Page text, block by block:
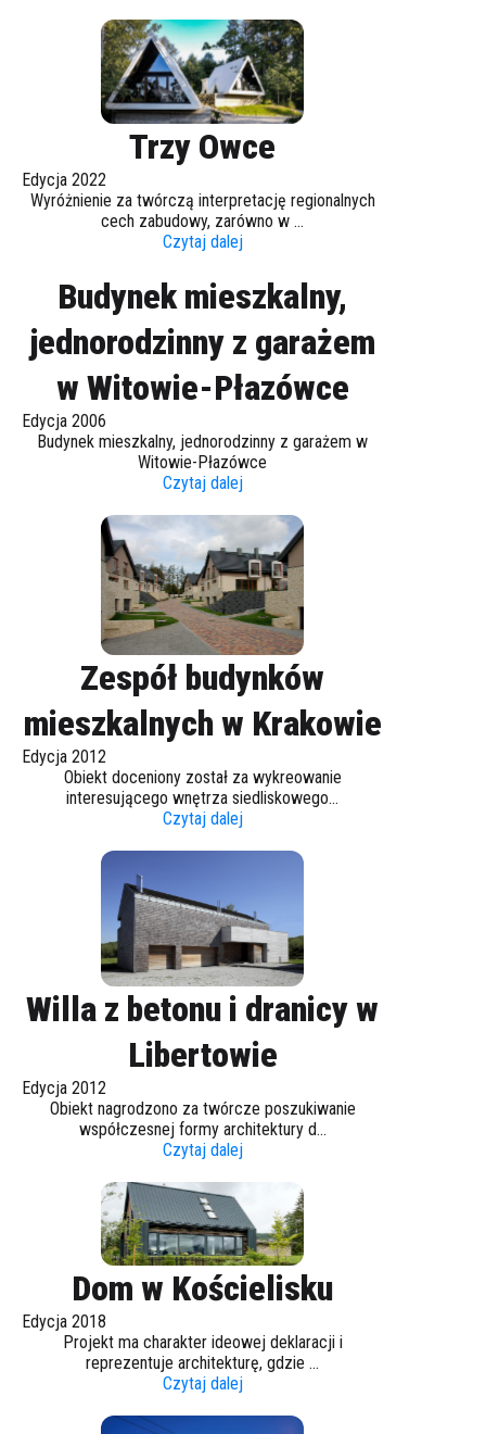
Trzy Owce
Edycja 2022
Wyróżnienie za twórczą interpretację regionalnych
cech zabudowy, zarówno w ...
Czytaj dalej
Budynek mieszkalny,
jednorodzinny z garażem
w Witowie-Płazówce
Edycja 2006
Budynek mieszkalny, jednorodzinny z garażem w
Witowie-Płazówce
Czytaj dalej
Zespół budynków
mieszkalnych w Krakowie
Edycja 2012
Obiekt doceniony został za wykreowanie
interesującego wnętrza siedliskowego...
Czytaj dalej
Willa z betonu i dranicy w
Libertowie
Edycja 2012
Obiekt nagrodzono za twórcze poszukiwanie
współczesnej formy architektury d...
Czytaj dalej
Dom w Kościelisku
Edycja 2018
Projekt ma charakter ideowej deklaracji i
reprezentuje architekturę, gdzie ...
Czytaj dalej